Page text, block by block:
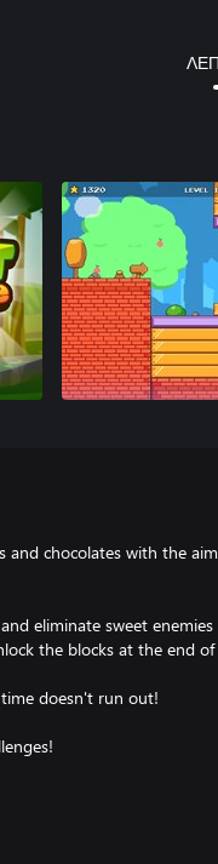
and chocolates with the
eliminate sweet
the blocks at the end of
doesn't run out!